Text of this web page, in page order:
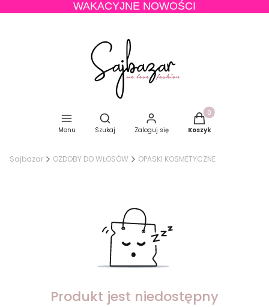
WAKACYJNE NOWOŚCI
Menu
Otwórz wyszukiwarkę
Szukaj Zaloguj się
Produkty w
Koszyk
Sajbazar OZDOBY DO WŁOSÓW OPASKI KOSMETYCZNE
Produkt jest niedostępny